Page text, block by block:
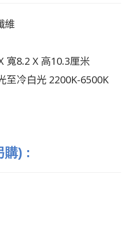
維
寬8.2 X 高10.3厘米
至冷白光 2200K-6500K
購) :